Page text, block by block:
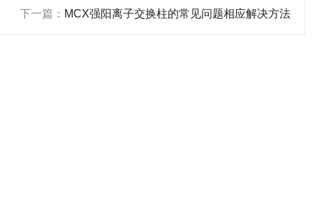
下一篇： MCX强阳离子交换柱的常见问题相应解决方法